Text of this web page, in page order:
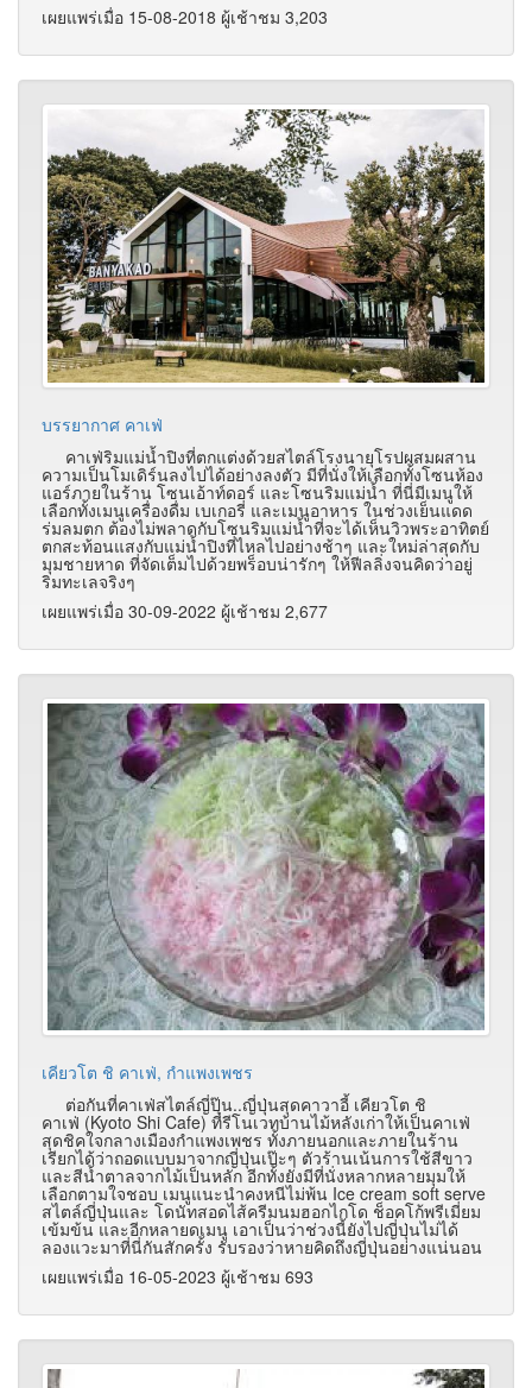
เผยแพร่เมื่อ 15-08-2018 ผู้เช้าชม 3,203
บรรยากาศ คาเฟ่
คาเฟ่ริมแม่น้ำปิงที่ตกแต่งด้วยสไตล์โรงนายุโรปผสมผสาน
ความเป็นโมเดิร์นลงไปได้อย่างลงตัว มีที่นั่งให้เลือกทั้งโซนห้อง
แอร์ภายในร้าน โซนเอ้าท์ดอร์ และโซนริมแม่น้ำ ที่นี่มีเมนูให้
เลือกทั้งเมนูเครื่องดื่ม เบเกอรี่ และเมนูอาหาร ในช่วงเย็นแดด
ร่มลมตก ต้องไม่พลาดกับโซนริมแม่น้ำที่จะได้เห็นวิวพระอาทิตย์
ตกสะท้อนแสงกับแม่น้ำปิงที่ไหลไปอย่างช้าๆ และใหม่ล่าสุดกับ
มุมชายหาด ที่จัดเต็มไปด้วยพร็อบน่ารักๆ ให้ฟีลลิ่งจนคิดว่าอยู่
ริมทะเลจริงๆ
เผยแพร่เมื่อ 30-09-2022 ผู้เช้าชม 2,677
เคียวโต ชิ คาเฟ่, กำแพงเพชร
ต่อกันที่คาเฟ่สไตล์ญี่ปุ๊น..ญี่ปุ่นสุดคาวาอี้ เคียวโต ชิ
คาเฟ่ (Kyoto Shi Cafe) ที่รีโนเวทบ้านไม้หลังเก่าให้เป็นคาเฟ่
สุดชิคใจกลางเมืองกำแพงเพชร ทั้งภายนอกและภายในร้าน
เรียกได้ว่าถอดแบบมาจากญี่ปุ่นเป๊ะๆ ตัวร้านเน้นการใช้สีขาว
และสีน้ำตาลจากไม้เป็นหลัก อีกทั้งยังมีที่นั่งหลากหลายมุมให้
เลือกตามใจชอบ เมนูแนะนำคงหนีไม่พ้น Ice cream soft serve
สไตล์ญี่ปุ่นและ โดนัทสอดไส้ครีมนมฮอกไกโด ช็อคโก้พรีเมี่ยม
เข้มข้น และอีกหลายดเมนู เอาเป็นว่าช่วงนี้ยังไปญี่ปุ่นไม่ได้
ลองแวะมาที่นี่กันสักครั้ง รับรองว่าหายคิดถึงญี่ปุ่นอย่างแน่นอน
เผยแพร่เมื่อ 16-05-2023 ผู้เช้าชม 693